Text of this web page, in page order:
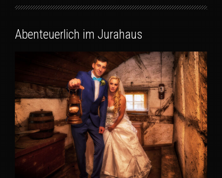
Abenteuerlich im Jurahaus